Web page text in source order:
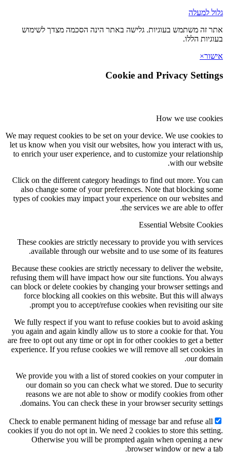
גלול למעלה
אתר זה משתמש בעוגיות. גלישה באתר הינה הסכמה מצדך לשימוש
בעוגיות הללו.
אישור×
Cookie and Privacy Settings
How we use cookies
We may request cookies to be set on your device. We use cookies to
let us know when you visit our websites, how you interact with us,
to enrich your user experience, and to customize your relationship
with our website.
Click on the different category headings to find out more. You can
also change some of your preferences. Note that blocking some
types of cookies may impact your experience on our websites and
the services we are able to offer.
Essential Website Cookies
These cookies are strictly necessary to provide you with services
available through our website and to use some of its features.
Because these cookies are strictly necessary to deliver the website,
refusing them will have impact how our site functions. You always
can block or delete cookies by changing your browser settings and
force blocking all cookies on this website. But this will always
prompt you to accept/refuse cookies when revisiting our site.
We fully respect if you want to refuse cookies but to avoid asking
you again and again kindly allow us to store a cookie for that. You
are free to opt out any time or opt in for other cookies to get a better
experience. If you refuse cookies we will remove all set cookies in
our domain.
We provide you with a list of stored cookies on your computer in
our domain so you can check what we stored. Due to security
reasons we are not able to show or modify cookies from other
domains. You can check these in your browser security settings.
Check to enable permanent hiding of message bar and refuse all
cookies if you do not opt in. We need 2 cookies to store this setting.
Otherwise you will be prompted again when opening a new
browser window or new a tab.